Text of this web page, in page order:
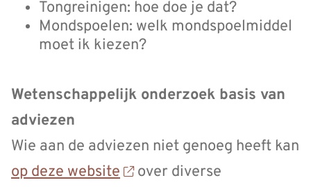
Tongreinigen: hoe doe je dat?
Mondspoelen: welk mondspoelmiddel
moet ik kiezen?
Wetenschappelijk onderzoek basis van
adviezen
Wie aan de adviezen niet genoeg heeft kan
op deze website
over diverse